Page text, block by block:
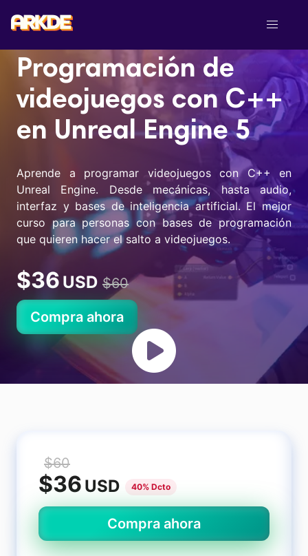
Cursos Online
Intro a Unreal Engine 5
Videojuegos 2D en Unity desde cero
Shaders y materiales avanzados en UE5
Iluminación avanzada en Unreal
Programación de videojuegos con C++ en Unreal
Engine 5
Inteligencia artificial en Unreal
Nosotros
Unreal Game Programmer
Programación de
videojuegos con C++
en Unreal Engine 5
Aprende a programar videojuegos con C++ en
Unreal Engine. Desde mecánicas, hasta audio,
interfaz y bases de inteligencia artificial. El mejor
curso para personas con bases de programación
que quieren hacer el salto a videojuegos.
$36 USD $60
Compra ahora
$60
$36 USD 40% Dcto
Compra ahora